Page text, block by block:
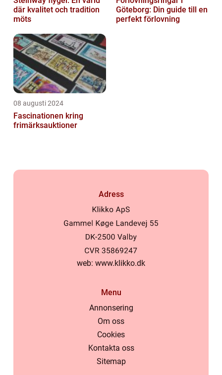
där kvalitet och tradition
möts
Göteborg: Din guide till en
perfekt förlovning
08 augusti 2024
Fascinationen kring
frimärksauktioner
Adress
web: www.klikko.dk
Menu
Annonsering
Om oss
Cookies
Kontakta oss
Sitemap